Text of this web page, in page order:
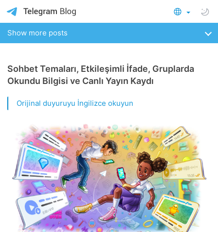
Show more posts
Sohbet Temaları, Etkileşimli İfade, Gruplarda
Okundu Bilgisi ve Canlı Yayın Kaydı
Orijinal duyuruyu İngilizce okuyun